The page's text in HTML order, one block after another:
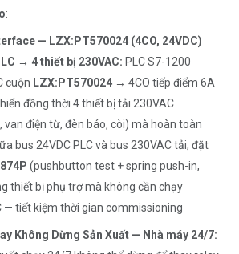
:
— LZX:PT570024 (4CO, 24VDC)
→ 4 thiết bị 230VAC: PLC S7-1200
cuộn LZX:PT570024 → 4CO tiếp điểm 6A
đồng thời 4 thiết bị tải 230VAC
điện từ, đèn báo, còi) mà hoàn toàn
bus 24VDC PLC và bus 230VAC tải; đặt
(pushbutton test + spring push-in,
thiết bị phụ trợ mà không cần chạy
— tiết kiệm thời gian commissioning
Không Dừng Sản Xuất — Nhà máy 24/7: